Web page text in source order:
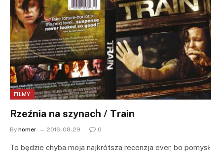
FILMY
Rzeźnia na szynach / Train
By homer 2016-08-29 0
To będzie chyba moja najkrótsza recenzja ever, bo pomysł